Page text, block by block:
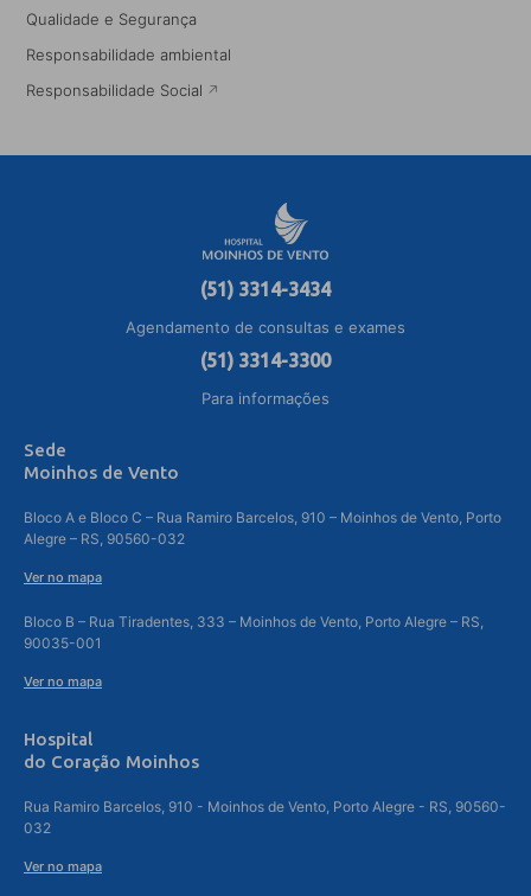
Qualidade e Segurança
Responsabilidade ambiental
Responsabilidade Social
(51) 3314-3434
Agendamento de consultas e exames
(51) 3314-3300
Para informações
Sede
Moinhos de Vento
Bloco A e Bloco C – Rua Ramiro Barcelos, 910 – Moinhos de Vento, Porto
Alegre – RS, 90560-032
Ver no mapa
Bloco B – Rua Tiradentes, 333 – Moinhos de Vento, Porto Alegre – RS,
90035-001
Ver no mapa
Hospital
do Coração Moinhos
Rua Ramiro Barcelos, 910 - Moinhos de Vento, Porto Alegre - RS, 90560-
032
Ver no mapa